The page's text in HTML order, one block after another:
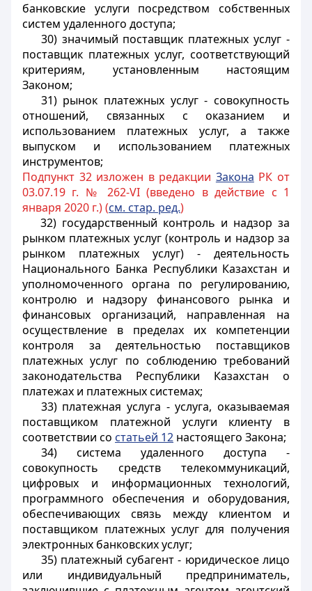
банковские услуги посредством собственных
систем удаленного доступа;
30) значимый поставщик платежных услуг -
поставщик платежных услуг, соответствующий
критериям, установленным настоящим
Законом;
31) рынок платежных услуг - совокупность
отношений, связанных с оказанием и
использованием платежных услуг, а также
выпуском и использованием платежных
инструментов;
Подпункт 32 изложен в редакции Закона РК от
03.07.19 г. № 262-VI (введено в действие с 1
января 2020 г.) (см. стар. ред.)
32) государственный контроль и надзор за
рынком платежных услуг (контроль и надзор за
рынком платежных услуг) - деятельность
Национального Банка Республики Казахстан и
уполномоченного органа по регулированию,
контролю и надзору финансового рынка и
финансовых организаций, направленная на
осуществление в пределах их компетенции
контроля за деятельностью поставщиков
платежных услуг по соблюдению требований
законодательства Республики Казахстан о
платежах и платежных системах;
33) платежная услуга - услуга, оказываемая
поставщиком платежной услуги клиенту в
соответствии со статьей 12 настоящего Закона;
34) система удаленного доступа -
совокупность средств телекоммуникаций,
цифровых и информационных технологий,
программного обеспечения и оборудования,
обеспечивающих связь между клиентом и
поставщиком платежных услуг для получения
электронных банковских услуг;
35) платежный субагент - юридическое лицо
или индивидуальный предприниматель,